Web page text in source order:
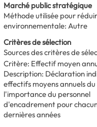
Marché public stratégique
Méthode utilisée pour
environnementale: Autre
Critères de sélection
Sources des critères de
Critère: Effectif moyen
Description: Déclaration
effectifs moyens annuels
l'importance du personnel
d'encadrement pour
dernières années